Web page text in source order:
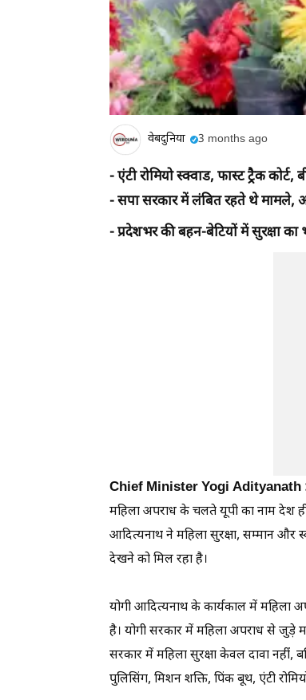
वेबदुनिया 3 months ago
- एंटी रोमियो स्क्वाड, फास्ट ट्रैक
- सपा सरकार में लंबित रहते थे मामले,
- प्रदेशभर की बहन-बेटियों में सुरक्षा
Chief Minister Yogi Adityanath
महिला अपराध के चलते यूपी का नाम देश ही
आदित्यनाथ ने महिला सुरक्षा, सम्मान और
देखने को मिल रहा है।
योगी आदित्यनाथ के कार्यकाल में
है। योगी सरकार में महिला अपराध से जुड़े
सरकार में महिला सुरक्षा केवल दावा नहीं,
पुलिसिंग, मिशन शक्ति, पिंक बूथ, एंटी